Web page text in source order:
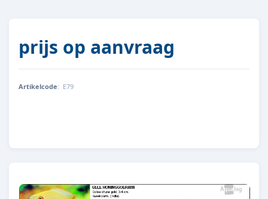
prijs op aanvraag
Artikelcode: E79